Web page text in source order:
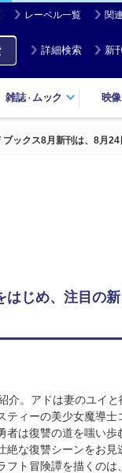
レーベル一覧 関
詳細検索 新
雑誌・ ムック 映像
ックス8月新刊は、8月
はじめ、注目
。アドは妻のユイ
ティーの美少女魔
は復讐の道を嗤い
な復讐シーンをお
ト冒険譚を描くの